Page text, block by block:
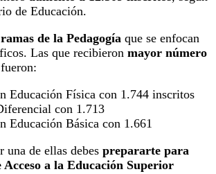
de Educación.
de la Pedagogía que se enfocan
Las que recibieron mayor número
fueron:
Educación Física con 1.744 inscritos
con 1.713
Educación Básica con 1.661
una de ellas debes prepararte para
a la Educación Superior